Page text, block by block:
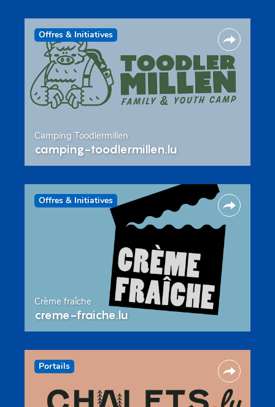
Offres & Initiatives
Camping Toodlermillen
camping-toodlermillen.lu
Offres & Initiatives
Crème fraîche
creme-fraiche.lu
Portails